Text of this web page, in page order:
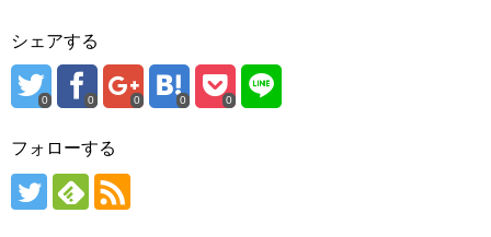
シェアする
0 0 0 0 0
フォローする